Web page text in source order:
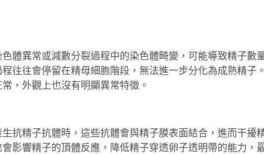
體異常或減數分裂過程中的染色體畸變，可能導致精子數
往往會停留在精母細胞階段，無法進一步分化為成熟精子。
，外觀上也沒有明顯異常特徵。
抗精子抗體時，這些抗體會與精子膜表面結合，進而干擾
影響精子的頂體反應，降低精子穿透卵子透明帶的能力，